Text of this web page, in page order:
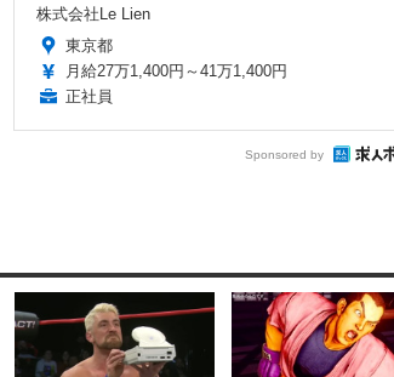
株式会社Le Lien
東京都
月給27万1,400円～41万1,400円
正社員
Sponsored by